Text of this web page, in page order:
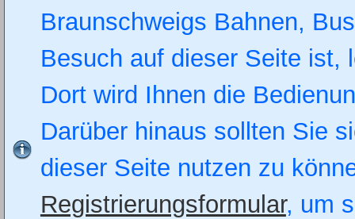
Braunschweigs Bahnen,
Besuch auf dieser Seite
Dort wird Ihnen die
Darüber hinaus sollten Sie
dieser Seite nutzen zu
Registrierungsformular, um